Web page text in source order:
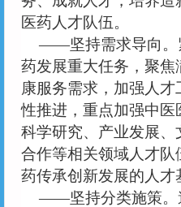
医药人才队伍。
——坚持需求导向。
药发展重大任务，聚
康服务需求，加强人
性推进，重点加强中医
科学研究、产业发展
合作等相关领域人才
药传承创新发展的人才
——坚持分类施策。